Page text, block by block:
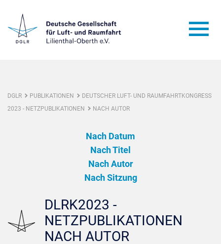
DGLR PUBLIKATIONEN
DEUTSCHER LUFT- UND RAUMFAHRTKONGRESS
2023 - NETZPUBLIKATIONEN
NACH AUTOR
Nach Datum
Nach Titel
Nach Autor
Nach Sitzung
DLRK2023 -
NETZPUBLIKATIONEN
NACH AUTOR